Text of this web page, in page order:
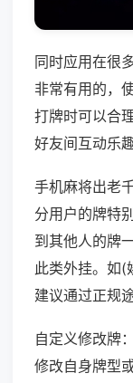
同时应用在很
非常有用的，
打牌时可以合
好友间互动乐趣
手机麻将出老
分用户的牌特
到其他人的牌
此类外挂。如(
建议通过正规
自定义修改牌
修改自身牌型